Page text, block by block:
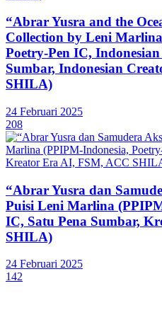
“Abrar Yusra and the
Collection by Leni
Poetry-Pen IC,
Sumbar, Indonesian
SHILA)
24 Februari 2025
208
“Abrar Yusra dan
Puisi Leni Marlina
IC, Satu Pena Sumbar,
SHILA)
24 Februari 2025
142